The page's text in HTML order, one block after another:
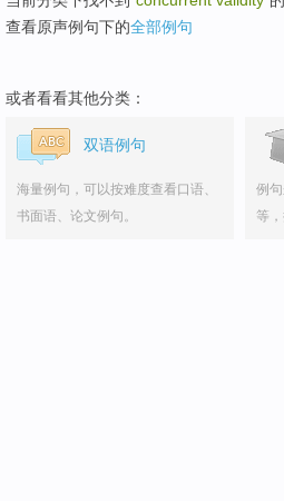
查看原声例句下的全部例句
或者看看其他分类：
双语例句
海量例句，可以按难度查看口语、
书面语、论文例句。
例
等